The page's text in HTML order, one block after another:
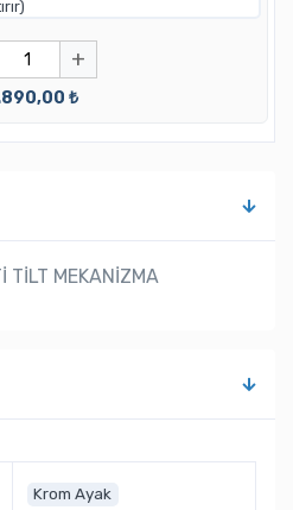
+
₺
TİLT MEKANİZMA
Krom Ayak